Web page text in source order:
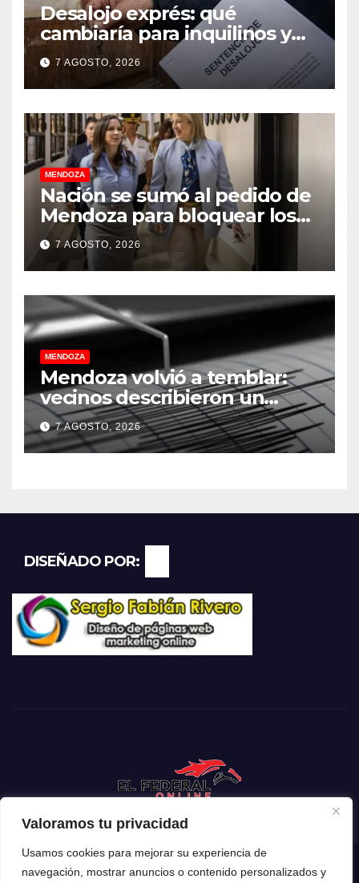
Valoramos tu privacidad
Usamos cookies para mejorar su experiencia de
navegación, mostrar anuncios o contenido personalizados y
Desalojo exprés: qué
cambiaría para inquilinos y
dueños con el proyecto que
tuvo media sanción en la
Cámara alta
7 AGOSTO, 2026
MENDOZA
Nación se sumó al pedido de
Mendoza para bloquear los
celulares en las cárceles de la
provincia
7 AGOSTO, 2026
MENDOZA
Mendoza volvió a temblar:
vecinos describieron un
“sacudón” acompañado por
un fuerte estruendo
7 AGOSTO, 2026
DISEÑADO POR:
Funciona gracias a WordPress |Tema: Newsup deThemeansar